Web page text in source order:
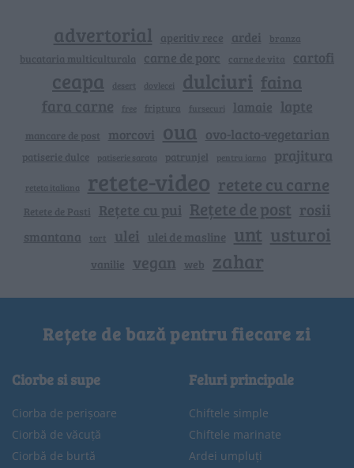
advertorial aperitiv rece ardei branza
bucataria multiculturala carne de porc carne de vita cartofi
ceapa desert dovlecei dulciuri faina
fara carne free friptura fursecuri lamaie lapte
mancare de post morcovi oua ovo-lacto-vegetarian
patiserie dulce patiserie sarata patrunjel pentru iarna prajitura
reteta italiana retete-video retete cu carne
Retete de Pasti Rețete cu pui Rețete de post rosii
smantana tort ulei ulei de masline unt usturoi
vanilie vegan web zahar
Rețete de bază pentru fiecare zi
Ciorbe si supe
Ciorba de perișoare
Ciorbă de văcuță
Ciorbă de burtă
Feluri principale
Chiftele simple
Chiftele marinate
Ardei umpluți